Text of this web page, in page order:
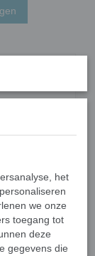
gram
het
we onze
toegang tot
deze
gegevens die